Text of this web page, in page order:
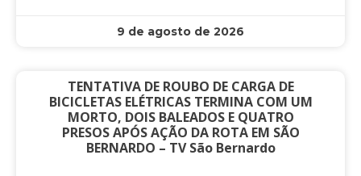
9 de agosto de 2026
TENTATIVA DE ROUBO DE CARGA DE
BICICLETAS ELÉTRICAS TERMINA COM UM
MORTO, DOIS BALEADOS E QUATRO
PRESOS APÓS AÇÃO DA ROTA EM SÃO
BERNARDO – TV São Bernardo